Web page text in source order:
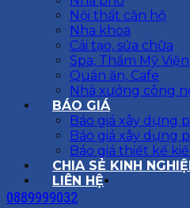
Nội thất căn hộ
Nha khoa
Cải tạo, sửa chữa
Spa, Thẩm Mỹ Viện
Quán ăn, Cafe
Nhà xưởng công
BÁO GIÁ
Báo giá xây dựng
Báo giá xây dựng
Báo giá thiết kế
CHIA SẺ KINH
LIÊN HỆ
0889999032